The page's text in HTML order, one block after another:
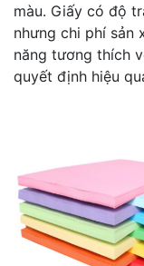
màu. Giấy có độ
nhưng chi phí sản
năng tương thích
quyết định hiệu